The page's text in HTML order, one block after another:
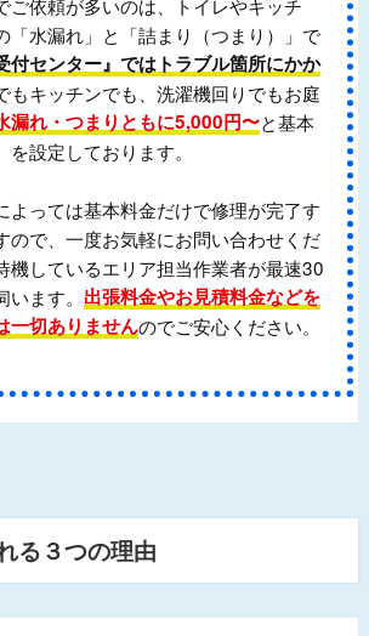
ご依頼が多いのは、トイレやキッチ
「水漏れ」と「詰まり（つまり）」で
付センター』ではトラブル箇所にかか
もキッチンでも、洗濯機回りでもお庭
漏れ・つまりともに5,000円〜と基本
設定しております。
よっては基本料金だけで修理が完了す
ので、一度お気軽にお問い合わせくだ
機しているエリア担当作業者が最速30
ます。 出張料金やお見積料金などを
一切ありませんのでご安心ください。
る３つの理由